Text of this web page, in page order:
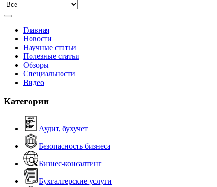
Главная
Новости
Научные статьи
Полезные статьи
Обзоры
Специальности
Видео
Категории
Аудит, бухучет
Безопасность бизнеса
Бизнес-консалтинг
Бухгалтерские услуги